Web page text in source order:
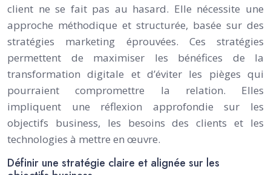
client ne se fait pas au hasard. Elle nécessite une
approche méthodique et structurée, basée sur des
stratégies marketing éprouvées. Ces stratégies
permettent de maximiser les bénéfices de la
transformation digitale et d’éviter les pièges qui
pourraient compromettre la relation. Elles
impliquent une réflexion approfondie sur les
objectifs business, les besoins des clients et les
technologies à mettre en œuvre.
Définir une stratégie claire et alignée sur les